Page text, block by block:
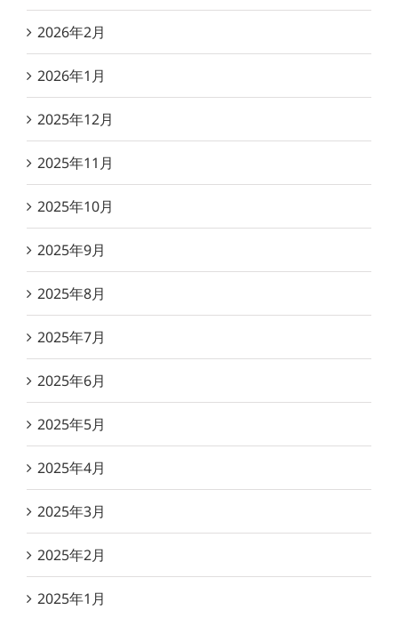
2026年2月
2026年1月
2025年12月
2025年11月
2025年10月
2025年9月
2025年8月
2025年7月
2025年6月
2025年5月
2025年4月
2025年3月
2025年2月
2025年1月